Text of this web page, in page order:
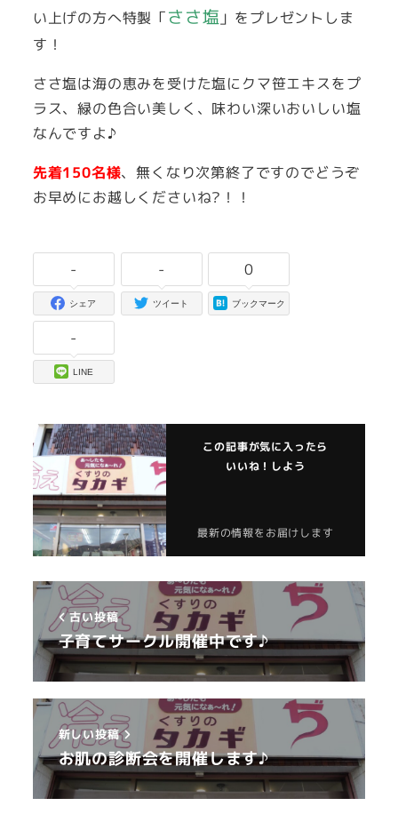
い上げの方へ特製「ささ塩 」をプレゼントしま
す！
ささ塩は海の恵みを受けた塩にクマ笹エキスをプ
ラス、緑の色合い美しく、味わい深いおいしい塩
なんですよ♪
先着150名様、無くなり次第終了ですのでどうぞ
お早めにお越しくださいね?！！
-
シェア
-
ツイート
0
ブックマーク
-
LINE
この記事が気に入ったら
いいね！しよう
最新の情報をお届けします
古い投稿
子育てサークル開催中です♪
新しい投稿
お肌の診断会を開催します♪